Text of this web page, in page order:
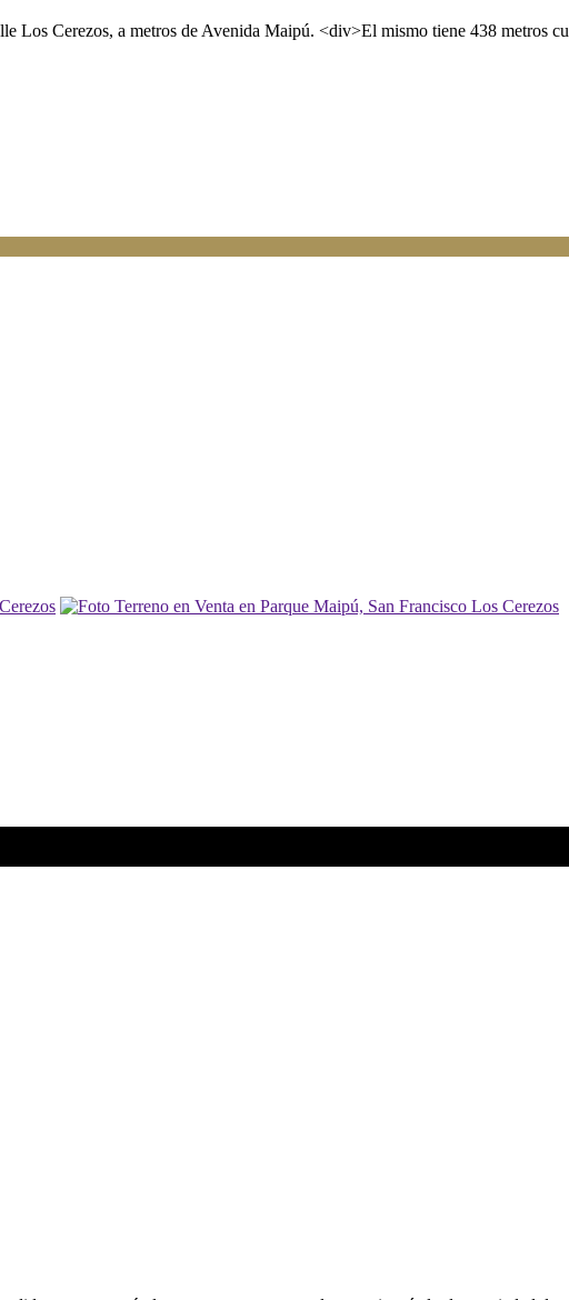
Los Cerezos, a metros de Avenida Maipú. <div>El mismo tiene 438 metros